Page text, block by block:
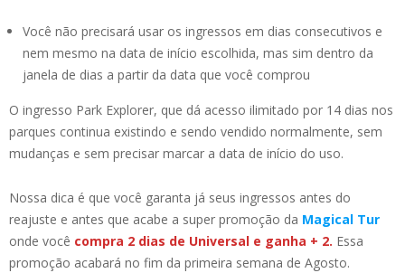
Você não precisará usar os ingressos em dias consecutivos e
nem mesmo na data de início escolhida, mas sim dentro da
janela de dias a partir da data que você comprou
O ingresso Park Explorer, que dá acesso ilimitado por 14 dias nos
parques continua existindo e sendo vendido normalmente, sem
mudanças e sem precisar marcar a data de início do uso.
Nossa dica é que você garanta já seus ingressos antes do
reajuste e antes que acabe a super promoção da Magical Tur
onde você compra 2 dias de Universal e ganha + 2. Essa
promoção acabará no fim da primeira semana de Agosto.